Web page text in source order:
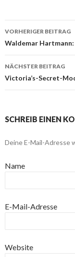
VORHERIGER BEITRAG
Waldemar Hartmann:
NÄCHSTER BEITRAG
Victoria’s-Secret-
SCHREIB EINEN
Deine E-Mail-Adresse
Name
E-Mail-Adresse
Website